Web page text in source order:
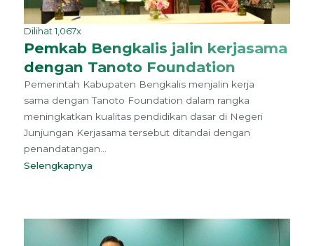
Dilihat 1,067x
Pemkab Bengkalis jalin kerjasama
dengan Tanoto Foundation
Pemerintah Kabupaten Bengkalis menjalin kerja
sama dengan Tanoto Foundation dalam rangka
meningkatkan kualitas pendidikan dasar di Negeri
Junjungan Kerjasama tersebut ditandai dengan
penandatangan...
Selengkapnya